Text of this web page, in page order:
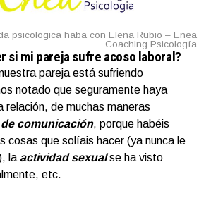
psicológica haba con Elena Rubio – Enea
Coaching Psicología
si mi pareja sufre acoso laboral?
pareja está sufriendo
notado que seguramente haya
de muchas maneras
comunicación, porque habéis
cosas que solíais hacer (ya nunca le
la actividad sexualse ha visto
etc.